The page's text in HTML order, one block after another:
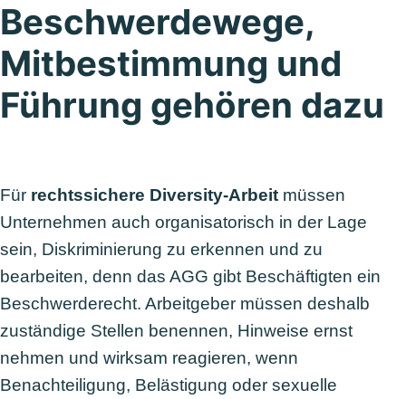
Beschwerdewege,
Mitbestimmung und
Führung gehören dazu
Für rechtssichere Diversity-Arbeit müssen
Unternehmen auch organisatorisch in der Lage
sein, Diskriminierung zu erkennen und zu
bearbeiten, denn das AGG gibt Beschäftigten ein
Beschwerderecht. Arbeitgeber müssen deshalb
zuständige Stellen benennen, Hinweise ernst
nehmen und wirksam reagieren, wenn
Benachteiligung, Belästigung oder sexuelle